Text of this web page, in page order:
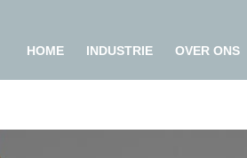
HOME INDUSTRIE OVER ONS